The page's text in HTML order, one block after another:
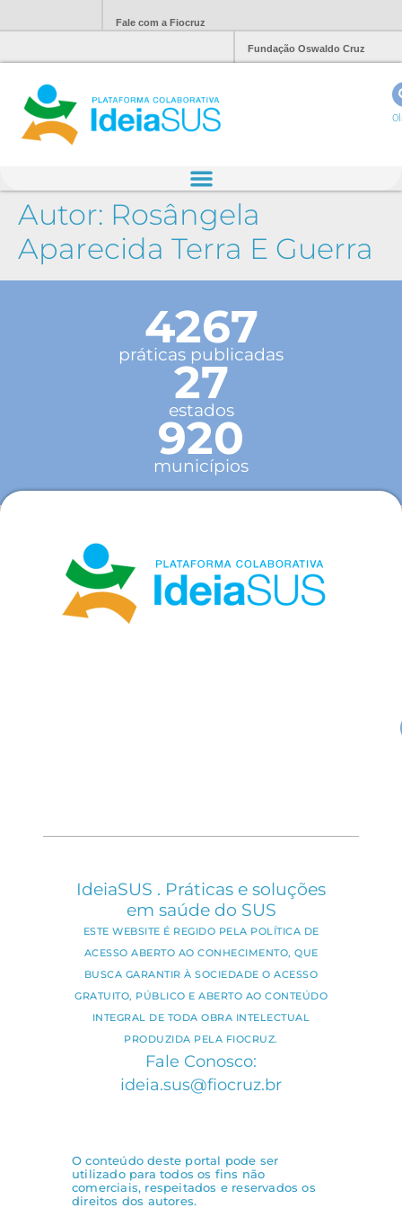
Fale com a Fiocruz
Fundação Oswaldo Cruz
Autor: Rosângela
Aparecida Terra E Guerra
4267
práticas publicadas
27
estados
920
municípios
IdeiaSUS . Práticas e soluções
em saúde do SUS
ESTE WEBSITE É REGIDO PELA POLÍTICA DE
ACESSO ABERTO AO CONHECIMENTO, QUE
BUSCA GARANTIR À SOCIEDADE O ACESSO
GRATUITO, PÚBLICO E ABERTO AO CONTEÚDO
INTEGRAL DE TODA OBRA INTELECTUAL
PRODUZIDA PELA FIOCRUZ.
Fale Conosco:
ideia.sus@fiocruz.br
O conteúdo deste portal pode ser
utilizado para todos os fins não
comerciais, respeitados e reservados os
direitos dos autores.